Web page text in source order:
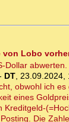
Lobo
Dollar abwerten.
DT, 23.09.2024,
obwohl ich es
eines
Kreditgeld-
Die